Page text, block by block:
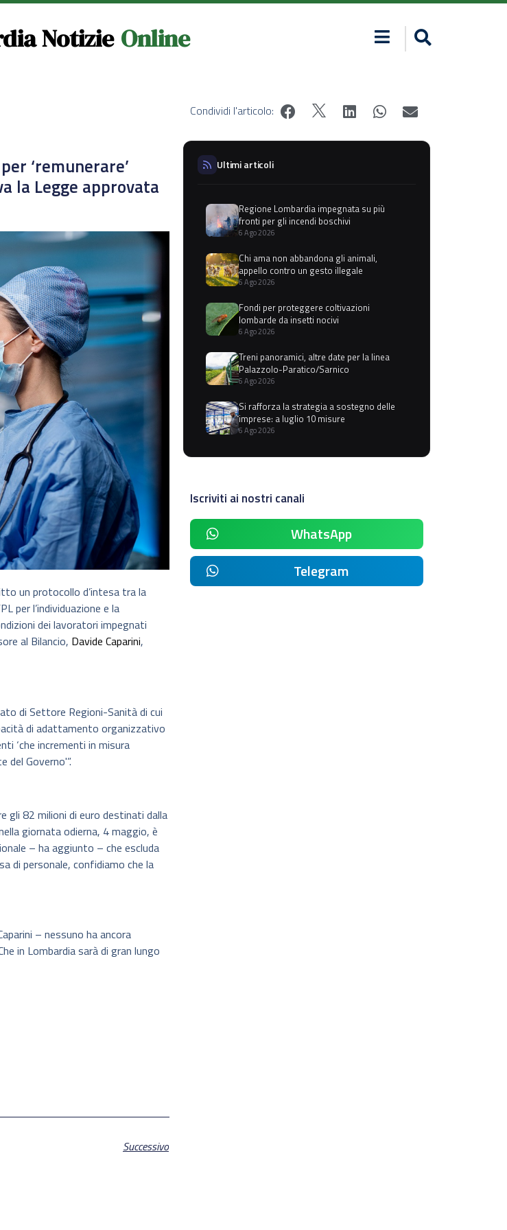
Notizie Online
‘remunerare’
la Legge approvata
un protocollo d’intesa tra la
per l’individuazione e la
dei lavoratori impegnati
al Bilancio, Davide Caparini,
di Settore Regioni-Sanità di cui
di adattamento organizzativo
‘che incrementi in misura
del Governo'”.
gli 82 milioni di euro destinati dalla
giornata odierna, 4 maggio, è
– ha aggiunto – che escluda
di personale, confidiamo che la
– nessuno ha ancora
in Lombardia sarà di gran lungo
Successivo
Condividi l'articolo:
Ultimi articoli
Regione Lombardia impegnata su più
fronti per gli incendi boschivi
6 Ago 2026
Chi ama non abbandona gli animali,
appello contro un gesto illegale
6 Ago 2026
Fondi per proteggere coltivazioni
lombarde da insetti nocivi
6 Ago 2026
Treni panoramici, altre date per la linea
Palazzolo-Paratico/Sarnico
6 Ago 2026
Si rafforza la strategia a sostegno delle
imprese: a luglio 10 misure
6 Ago 2026
Iscriviti ai nostri canali
WhatsApp
Telegram